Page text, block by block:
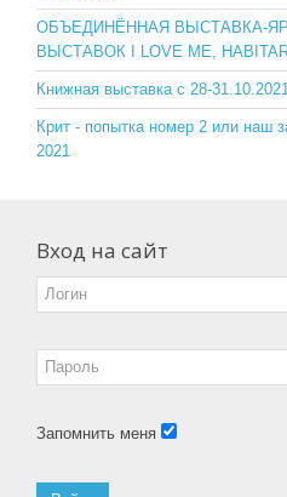
k
ni
ki
ОБЪЕДИНЁННАЯ ВЫСТАВКА-
ВЫСТАВОК I LOVE ME,
Книжная выставка с 28-31.10.2021
Крит - попытка номер 2 или наш
2021
Вход на сайт
Запомнить меня